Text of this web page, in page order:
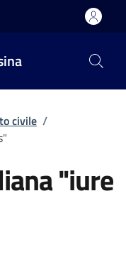
civile /
"iure